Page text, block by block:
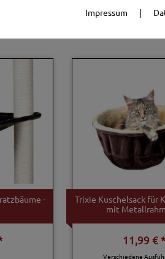
-
Trixie Kuschelsack für
mit
11,99 € *
Verschiedene
Impressum |